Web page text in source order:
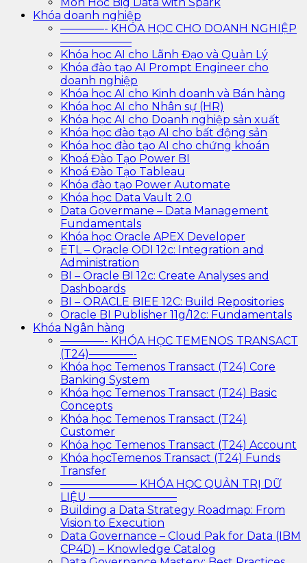
Khóa doanh nghiệp
————- KHÓA HỌC CHO DOANH NGHIỆP
——————–
Khóa học AI cho Lãnh Đạo và Quản Lý
Khóa đào tạo AI Prompt Engineer cho
doanh nghiệp
Khóa học AI cho Kinh doanh và Bán hàng
Khóa học AI cho Nhân sự (HR)
Khóa học AI cho Doanh nghiệp sản xuất
Khóa học đào tạo AI cho bất động sản
Khóa học đào tạo AI cho chứng khoán
Khoá Đào Tạo Power BI
Khoá Đào Tạo Tableau
Khóa đào tạo Power Automate
Khóa học Data Vault 2.0
Data Govermane – Data Management
Fundamentals
Khóa học Oracle APEX Developer
ETL – Oracle ODI 12c: Integration and
Administration
BI – Oracle BI 12c: Create Analyses and
Dashboards
BI – ORACLE BIEE 12C: Build Repositories
Oracle BI Publisher 11g/12c: Fundamentals
Khóa Ngân hàng
————- KHÓA HỌC TEMENOS TRANSACT
(T24)————-
Khóa học Temenos Transact (T24) Core
Banking System
Khóa học Temenos Transact (T24) Basic
Concepts
Khóa học Temenos Transact (T24)
Customer
Khóa học Temenos Transact (T24) Account
Khóa họcTemenos Transact (T24) Funds
Transfer
——————— KHÓA HỌC QUẢN TRỊ DỮ
LIỆU ————————
Building a Data Strategy Roadmap: From
Vision to Execution
Data Governance – Cloud Pak for Data (IBM
CP4D) – Knowledge Catalog